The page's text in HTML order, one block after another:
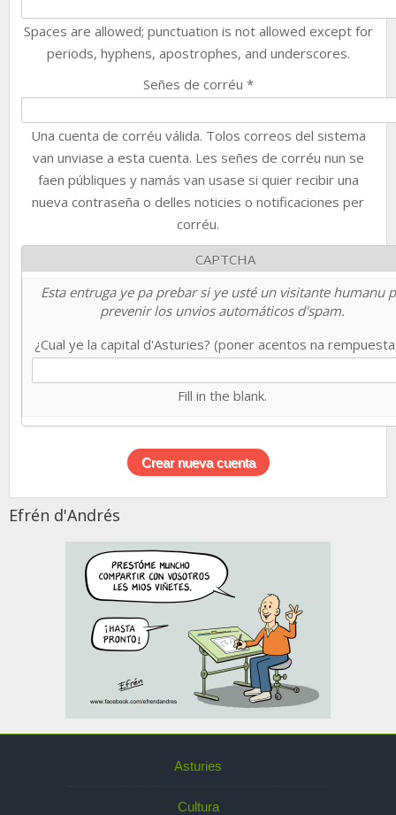
Spaces are allowed; punctuation is not allowed except for
periods, hyphens, apostrophes, and underscores.
Señes de corréu *
Una cuenta de corréu válida. Tolos correos del sistema
van unviase a esta cuenta. Les señes de corréu nun se
faen públiques y namás van usase si quier recibir una
nueva contraseña o delles noticies o notificaciones per
corréu.
CAPTCHA
Esta entruga ye pa prebar si ye usté un visitante humanu
prevenir los unvios automáticos d'spam.
¿Cual ye la capital d'Asturies? (poner acentos na
Fill in the blank.
Efrén d'Andrés
Asturies
Cultura